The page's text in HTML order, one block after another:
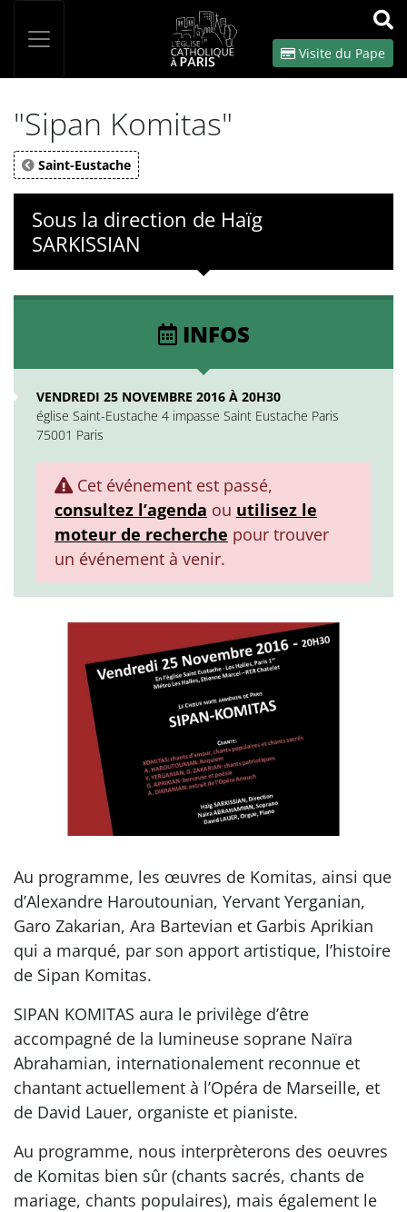
OK
Visite du Pape
"Sipan Komitas"
Saint-Eustache
Sous la direction de Haïg
SARKISSIAN
INFOS
VENDREDI 25 NOVEMBRE 2016 À 20H30
église Saint-Eustache 4 impasse Saint Eustache Paris
75001 Paris
Cet événement est passé,
consultez l’agenda ou utilisez le
moteur de recherche pour trouver
un événement à venir.
Au programme, les œuvres de Komitas, ainsi que
d’Alexandre Haroutounian, Yervant Yerganian,
Garo Zakarian, Ara Bartevian et Garbis Aprikian
qui a marqué, par son apport artistique, l’histoire
de Sipan Komitas.
SIPAN KOMITAS aura le privilège d’être
accompagné de la lumineuse soprane Naïra
Abrahamian, internationalement reconnue et
chantant actuellement à l’Opéra de Marseille, et
de David Lauer, organiste et pianiste.
Au programme, nous interprèterons des oeuvres
de Komitas bien sûr (chants sacrés, chants de
mariage, chants populaires), mais également le
Panneau de gestion des cookies